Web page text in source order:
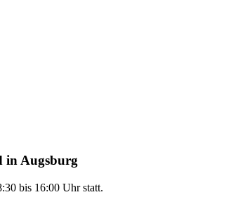
in Augsburg
bis 16:00 Uhr statt.